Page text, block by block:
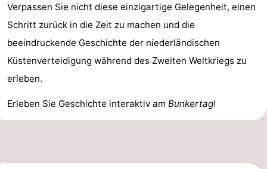
Adressen
Region
Nordholland
-
Schoorlse
Bergen
-
Verpassen Sie nicht diese einzigartige Gelegenheit, einen
Schritt zurück in die Zeit zu machen und die
beeindruckende Geschichte der niederländischen
Küstenverteidigung während des Zweiten Weltkriegs zu
erleben.
Erleben Sie Geschichte interaktiv am Bunkertag!